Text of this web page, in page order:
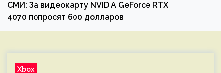
СМИ: За видеокарту NVIDIA GeForce RTX
4070 попросят 600 долларов
Xbox